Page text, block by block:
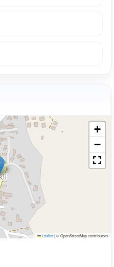
+
−
Leaflet|© OpenStreetMap contributors